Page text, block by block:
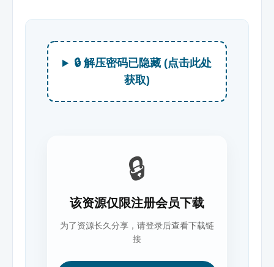
🔒 解压密码已隐藏 (点击此处
获取)
🔒
该资源仅限注册会员下载
为了资源长久分享，请登录后查看下载链
接